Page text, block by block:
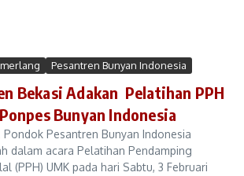
Pesantren Bunyan Indonesia
Bekasi Adakan Pelatihan PPH
Bunyan Indonesia
Pondok Pesantren Bunyan Indonesia
dalam acara Pelatihan Pendamping
(PPH) UMK pada hari Sabtu, 3 Februari